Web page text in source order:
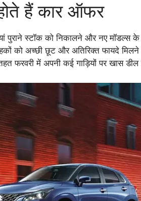
हैं कार ऑफर
पुराने स्टॉक को निकालने और नए मॉडल्स
को अच्छी छूट और अतिरिक्त फायदे मिलने
फरवरी में अपनी कई गाड़ियों पर खास